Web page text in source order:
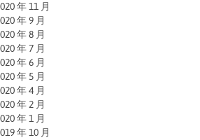
年 11 月
年 9 月
年 8 月
年 7 月
年 6 月
年 5 月
年 4 月
年 2 月
年 1 月
年 10 月